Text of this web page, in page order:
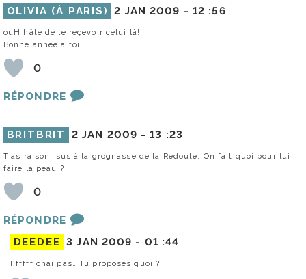
OLIVIA (À PARIS) 2 JAN 2009 - 12 :56
ouH hâte de le reçevoir celui là!!
Bonne année à toi!
0
RÉPONDRE
BRITBRIT 2 JAN 2009 -13 :23
T’as raison, sus à la grognasse de la Redoute. On fait quoi pour lui
faire la peau ?
0
RÉPONDRE
DEEDEE 3 JAN 2009 - 01 :44
Ffffff chai pas… Tu proposes quoi ?